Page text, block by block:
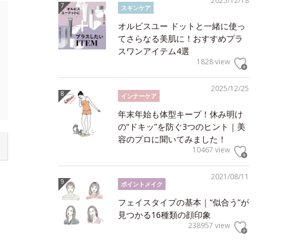
スキンケア
オルビスユー ドットと一緒に使っ
てさらなる美肌に！おすすめプラ
スワンアイテム4選
1828 view
2025/12/25
インナーケア
年末年始も体型キープ！休み明け
の“ドキッ”を防ぐ3つのヒント｜美
容のプロに聞いてみました！
10467 view
2021/08/11
ポイントメイク
フェイスタイプの基本｜“似合う”が
見つかる16種類の顔印象
238957 view